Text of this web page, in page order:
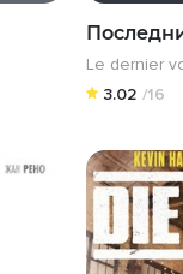
Le dernier
3.02 /16